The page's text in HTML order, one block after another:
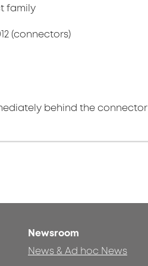
family
(connectors)
behind the connector
Newsroom
News & Ad hoc News